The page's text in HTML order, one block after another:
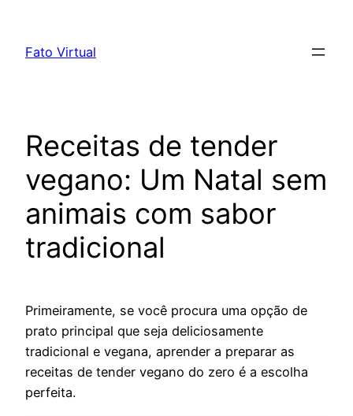
content
Fato Virtual
Receitas de tender
vegano: Um Natal sem
animais com sabor
tradicional
Primeiramente, se você procura uma opção de
prato principal que seja deliciosamente
tradicional e vegana, aprender a preparar as
receitas de tender vegano do zero é a escolha
perfeita.